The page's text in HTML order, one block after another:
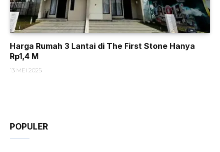
Harga Rumah 3 Lantai di The First Stone Hanya
Rp1,4 M
13 MEI 2025
POPULER